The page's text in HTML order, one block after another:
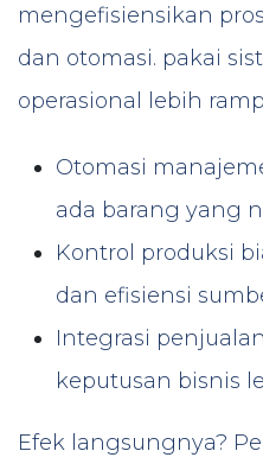
mengefisiensikan
dan otomasi. pakai
operasional lebih
Otomasi
ada barang yang
Kontrol produksi
dan efisiensi
Integrasi
keputusan bisnis
Efek langsungnya?